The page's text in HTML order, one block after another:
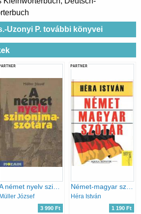
Uzonyi P. további könyvei
Müller József
3 990 Ft
PARTNER
Német-magyar szótár
Héra István
1 190 Ft